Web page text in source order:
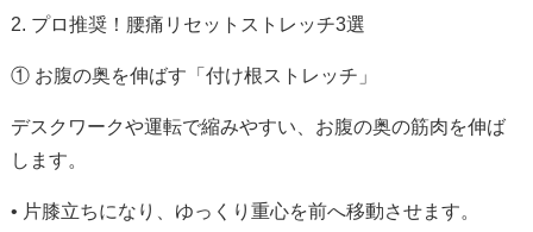
2. プロ推奨！腰痛リセットストレッチ3選
① お腹の奥を伸ばす「付け根ストレッチ」
デスクワークや運転で縮みやすい、お腹の奥の筋肉を伸ば
します。
• 片膝立ちになり、ゆっくり重心を前へ移動させます。